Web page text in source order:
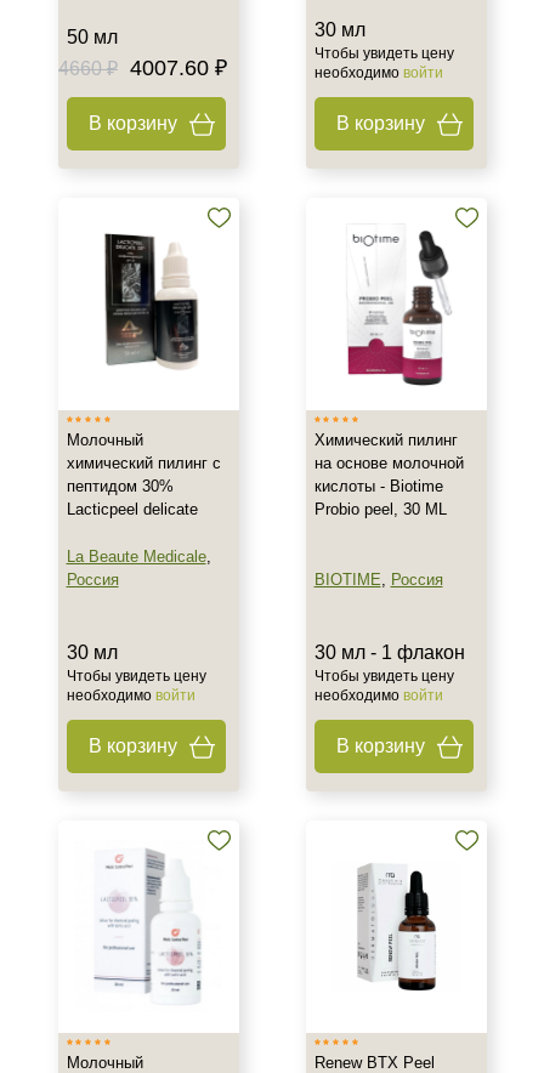
Акне
Гиперкератоз
Гиперпигментация
Показать еще
Обновление клеток
Ровный тон
Показать еще
Лицо
Тело
Объём
30 мл
50 мл
Ингредиенты
Азелаиновая кислота
Салициловая кислота
Процедура
50 мл
4660 ₽ 4007.60 ₽
В корзину
30 мл
Чтобы увидеть цену
необходимо войти
В корзину
Молочный
химический пилинг с
пептидом 30%
Lacticpeel delicate
La Beaute Medicale,
Россия
30 мл
Чтобы увидеть цену
необходимо войти
В корзину
Химический пилинг
на основе молочной
кислоты - Biotime
Probio peel, 30 ML
BIOTIME, Россия
30 мл - 1 флакон
Чтобы увидеть цену
необходимо войти
В корзину
Молочный
Renew BTX Peel